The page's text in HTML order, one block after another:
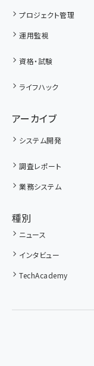
プロジェクト管理
運用監視
資格・試験
ライフハック
アーカイブ
システム開発
調査レポート
業務システム
種別
ニュース
インタビュー
TechAcademy